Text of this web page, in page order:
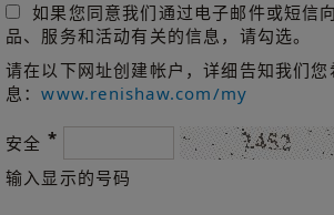
如果您同意我们通过电子邮件或短信
品、服务和活动有关的信息，请勾选。
请在以下网址创建帐户，详细告知我们您
息：www.renishaw.com/my
安全 *
输入显示的号码